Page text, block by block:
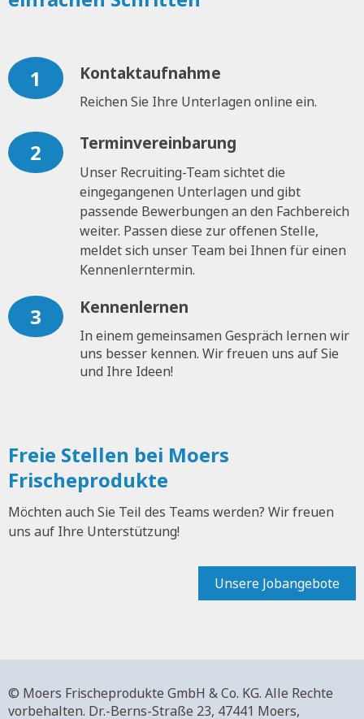
1 Kontaktaufnahme
Reichen Sie Ihre Unterlagen online ein.
2 Terminvereinbarung
Unser Recruiting-Team sichtet die
eingegangenen Unterlagen und gibt
passende Bewerbungen an den Fachbereich
weiter. Passen diese zur offenen Stelle,
meldet sich unser Team bei Ihnen für einen
Kennenlerntermin.
3 Kennenlernen
In einem gemeinsamen Gespräch lernen wir
uns besser kennen. Wir freuen uns auf Sie
und Ihre Ideen!
Freie Stellen bei Moers
Frischeprodukte
Möchten auch Sie Teil des Teams werden? Wir freuen
uns auf Ihre Unterstützung!
Unsere Jobangebote
© Moers Frischeprodukte GmbH & Co. KG. Alle Rechte
vorbehalten. Dr.-Berns-Straße 23, 47441 Moers,